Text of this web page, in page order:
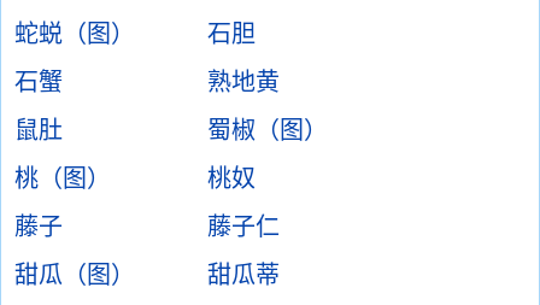
蛇蜕（图）
石胆
石蟹
熟地黄
鼠肚
蜀椒（图）
桃（图）
桃奴
藤子
藤子仁
甜瓜（图）
甜瓜蒂